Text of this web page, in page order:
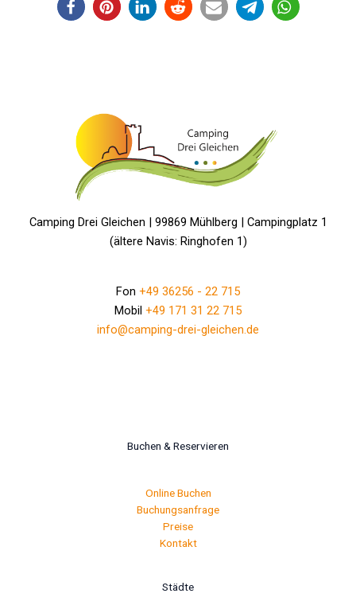
Camping Drei Gleichen | 99869 Mühlberg | Campingplatz 1
(ältere Navis: Ringhofen 1)
Fon +49 36256 - 22 715
Mobil +49 171 31 22 715
info@camping-drei-gleichen.de
Buchen & Reservieren
Online Buchen
Buchungsanfrage
Preise
Kontakt
Städte